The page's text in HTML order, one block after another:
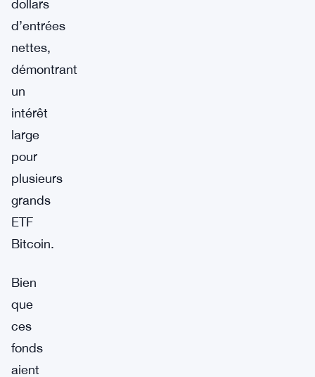
dollars
d’entrées
nettes,
démontrant
un
intérêt
large
pour
plusieurs
grands
ETF
Bitcoin.
Bien
que
ces
fonds
aient